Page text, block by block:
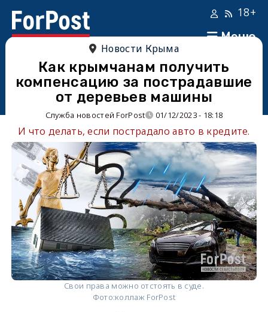
Меню
18+
Новости Крыма
Как крымчанам получить
компенсацию за пострадавшие
от деревьев машины
Служба новостей ForPost 01/12/2023 - 18:18
И что делать, если пострадало авто в кредите.
Свои права можно отстоять в суде.
Фото:коллаж ForPost